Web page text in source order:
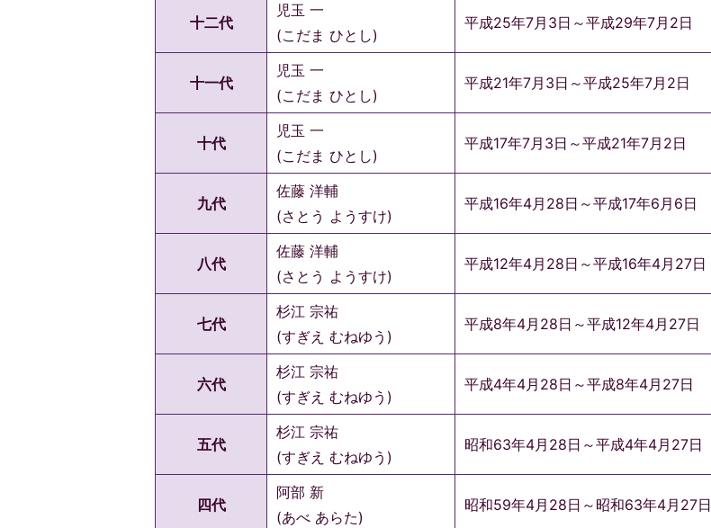
十二代
児玉 一
(こだま ひとし)
平成25年7月3日～平成29年7月2日
十一代
児玉 一
(こだま ひとし)
平成21年7月3日～平成25年7月2日
十代
児玉 一
(こだま ひとし)
平成17年7月3日～平成21年7月2日
九代
佐藤 洋輔
(さとう ようすけ)
平成16年4月28日～平成17年6月6日
八代
佐藤 洋輔
(さとう ようすけ)
平成12年4月28日～平成16年4月27日
七代
杉江 宗祐
(すぎえ むねゆう)
平成8年4月28日～平成12年4月27日
六代
杉江 宗祐
(すぎえ むねゆう)
平成4年4月28日～平成8年4月27日
五代
杉江 宗祐
(すぎえ むねゆう)
昭和63年4月28日～平成4年4月27日
四代
阿部 新
(あべ あらた)
昭和59年4月28日～昭和63年4月27日